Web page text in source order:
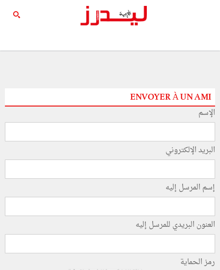
ENVOYER À UN AMI
الإسم
البريد الإلكتروني
إسم المرسل إليه
العنون البريدي للمرسل إليه
رمز الحماية